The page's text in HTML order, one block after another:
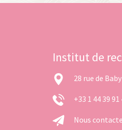
Institut de
28 rue de
+33 1 44 39 91
Nous